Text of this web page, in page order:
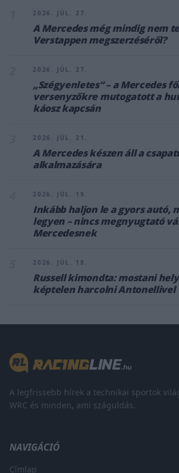
2026. JÚL. 27.
A Mercedes még mindig nem
Verstappen megszerzéséről?
2026. JÚL. 27.
„Szégyenletes” – a Mercedes
versenyzőkre mutogatott a
káosz kapcsán
2026. JÚL. 21.
A Mercedes készen áll a
alkalmazására
2026. JÚL. 19.
Inkább haljon le a gyors autó,
legyen – nincs megnyugtató
Mercedesnek
2026. JÚL. 18.
Russell kimondta: mostani
képtelen harcolni Antonellivel
A legfrissebb hírek a technikai sportok
WRC és minden, ami száguldás.
NAVIGÁCIÓ
Címlap